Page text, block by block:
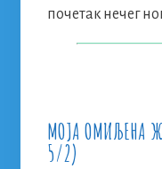
почетак нечег
МОЈА ОМИЉЕНА
5/2)